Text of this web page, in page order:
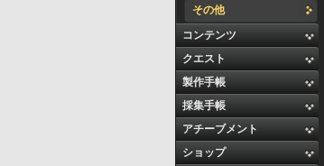
その他
コンテンツ
クエスト
製作手帳
採集手帳
アチーブメント
ショップ